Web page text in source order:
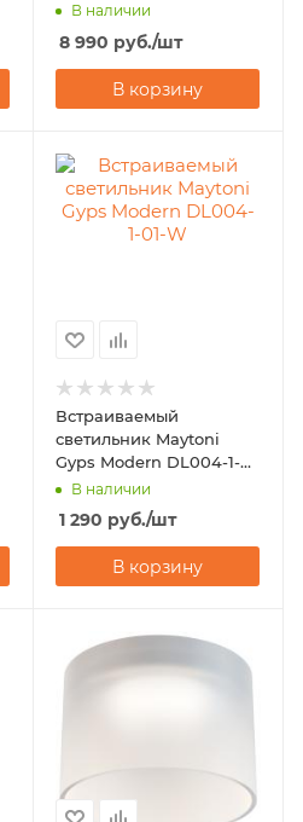
В наличии
8 990 руб./шт
В корзину
Встраиваемый
светильник Maytoni
Gyps Modern DL004-1-
01-WВ наличии
1 290 руб./шт
В корзину